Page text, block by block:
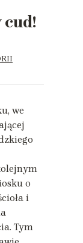
cud!
we
o
i
Tym